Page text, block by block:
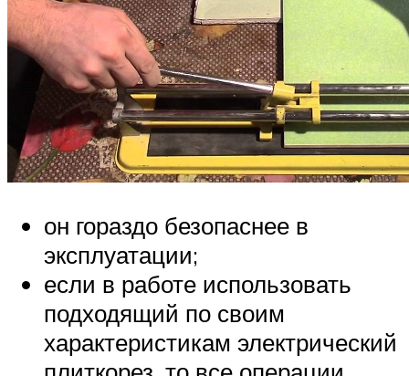
он гораздо безопаснее в
эксплуатации;
если в работе использовать
подходящий по своим
характеристикам электрический